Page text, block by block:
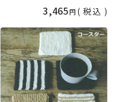
ラム ナチュラル ベージュ ダ
ルマ 毛糸 横田 daruma ykt
手芸の山久
3,465 税込